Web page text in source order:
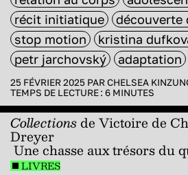
récit initiatique
découverte
stop motion
kristina
petr jarchovský
adaptation
25 FÉVRIER 2025 PARCHELSEA
TEMPS DE LECTURE : 6 MINUTES
Collectionsde Victoire de
Dreyer
Une chasse aux trésors du
LIVRES